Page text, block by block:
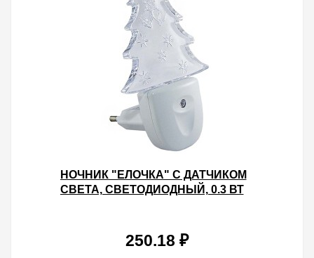
НОЧНИК "ЕЛОЧКА" С ДАТЧИКОМ
СВЕТА, СВЕТОДИОДНЫЙ, 0.3 ВТ
250.18 ₽